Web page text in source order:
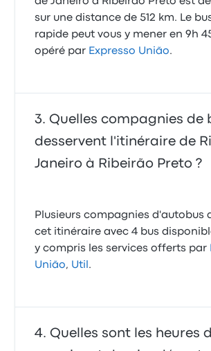
sur une distance de 512 km. Le
rapide peut vous y mener en 9h
opéré par Expresso União.
Quelles compagnies de
desservent l'itinéraire de
Janeiro à Ribeirão Preto ?
Plusieurs compagnies d'autobus
cet itinéraire avec 4 bus
y compris les services offerts par
União, Util .
Quelles sont les heures